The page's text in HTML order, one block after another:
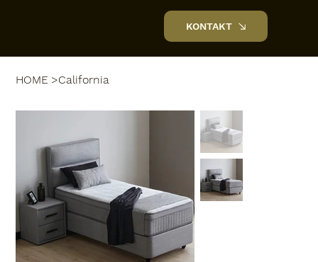
KONTAKT
HOME >California